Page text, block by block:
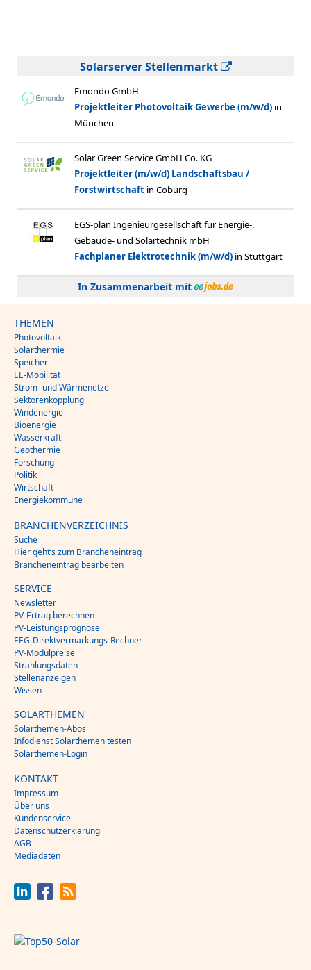
Solarserver Stellenmarkt
In Zusammenarbeit mit
THEMEN
Photovoltaik
Solarthermie
Speicher
EE-Mobilität
Strom- und Wärmenetze
Sektorenkopplung
Windenergie
Bioenergie
Wasserkraft
Geothermie
Forschung
Politik
Wirtschaft
Energiekommune
BRANCHENVERZEICHNIS
Suche
Hier geht’s zum Brancheneintrag
Brancheneintrag bearbeiten
SERVICE
Newsletter
PV-Ertrag berechnen
PV-Leistungsprognose
EEG-Direktvermarkungs-Rechner
PV-Modulpreise
Strahlungsdaten
Stellenanzeigen
Wissen
SOLARTHEMEN
Solarthemen-Abos
Infodienst Solarthemen testen
Solarthemen-Login
KONTAKT
Impressum
Über uns
Kundenservice
Datenschutzerklärung
AGB
Mediadaten